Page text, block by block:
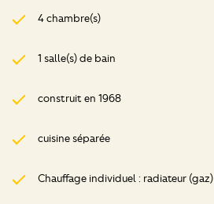
4 chambre(s)
1 salle(s) de bain
construit en 1968
cuisine séparée
Chauffage individuel : radiateur (gaz)